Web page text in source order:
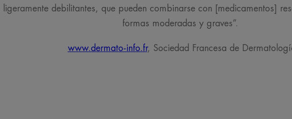
ligeramente debilitantes, que pueden combinarse con [medicamentos]
formas moderadas y graves”.
www.dermato-info.fr, Sociedad Francesa de